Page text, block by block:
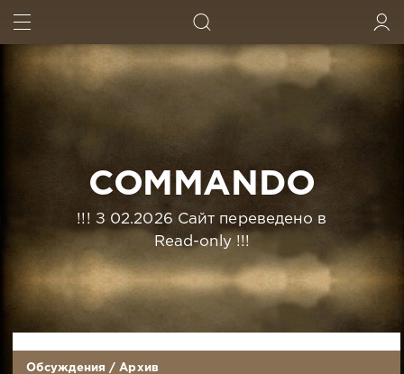
COMMANDO
!!! З 02.2026 Сайт переведено в
Read-only !!!
Обсуждения / Архив